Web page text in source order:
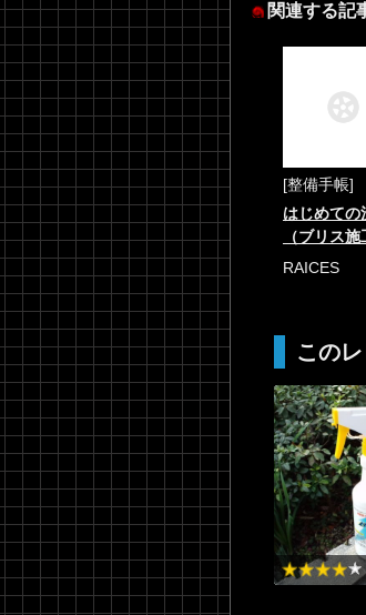
関連する記
[整備手帳]
はじめての
（ブリス施
RAICES
この